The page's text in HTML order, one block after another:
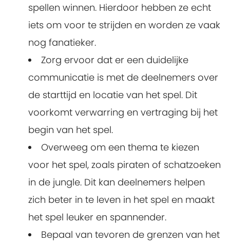
spellen winnen. Hierdoor hebben ze echt
iets om voor te strijden en worden ze vaak
nog fanatieker.
Zorg ervoor dat er een duidelijke
communicatie is met de deelnemers over
de starttijd en locatie van het spel. Dit
voorkomt verwarring en vertraging bij het
begin van het spel.
Overweeg om een ​​thema te kiezen
voor het spel, zoals piraten of schatzoeken
in de jungle. Dit kan deelnemers helpen
zich beter in te leven in het spel en maakt
het spel leuker en spannender.
Bepaal van tevoren de grenzen van het